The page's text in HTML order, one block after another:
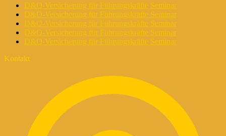
D&O-Versicherung für Führungskräfte Seminar
D&O-Versicherung für Führungskräfte Seminar
D&O-Versicherung für Führungskräfte Seminar
D&O-Versicherung für Führungskräfte Seminar
D&O-Versicherung für Führungskräfte Seminar
Kontakt